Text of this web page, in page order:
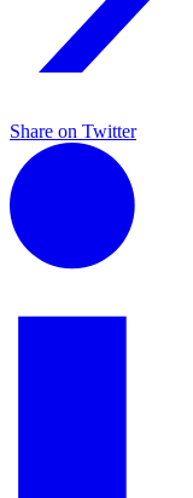
Share on Twitter